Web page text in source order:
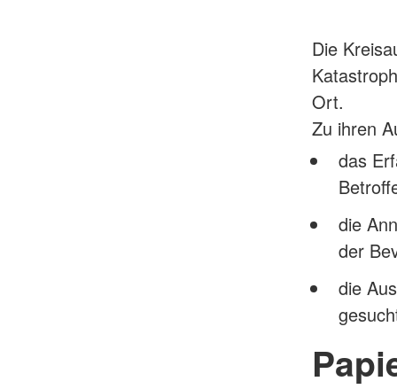
Die
Ort.
Zu ihren
das
die
der
die